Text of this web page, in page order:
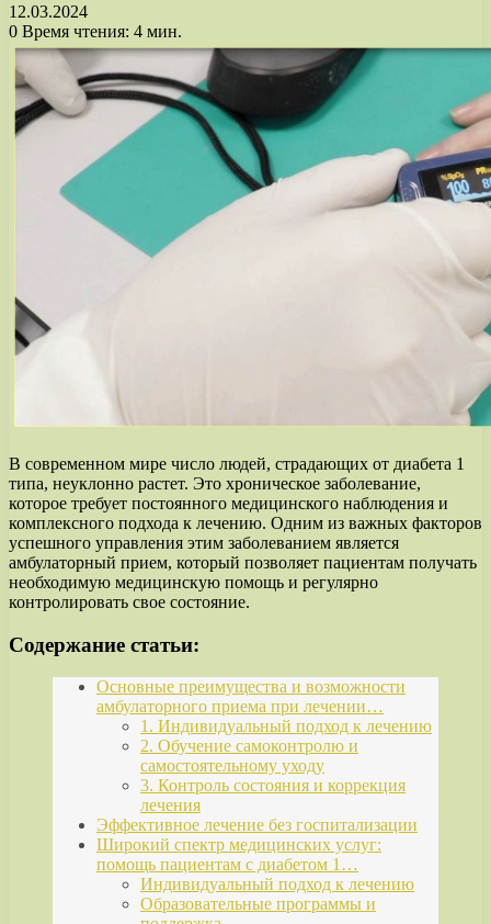
12.03.2024
0 Время чтения: 4 мин.
В современном мире число людей, страдающих от диабета 1
типа, неуклонно растет. Это хроническое заболевание,
которое требует постоянного медицинского наблюдения и
комплексного подхода к лечению. Одним из важных факторов
успешного управления этим заболеванием является
амбулаторный прием, который позволяет пациентам получать
необходимую медицинскую помощь и регулярно
контролировать свое состояние.
Содержание статьи:
Основные преимущества и возможности
амбулаторного приема при лечении…
1. Индивидуальный подход к лечению
2. Обучение самоконтролю и
самостоятельному уходу
3. Контроль состояния и коррекция
лечения
Эффективное лечение без госпитализации
Широкий спектр медицинских услуг:
помощь пациентам с диабетом 1…
Индивидуальный подход к лечению
Образовательные программы и